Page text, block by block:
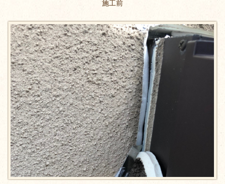
施工前